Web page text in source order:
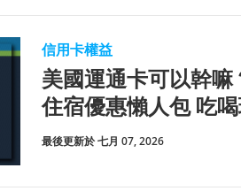
信用卡權益
美國運通卡可以幹
住宿優惠懶人包 吃
最後更新於 七月 07, 2026